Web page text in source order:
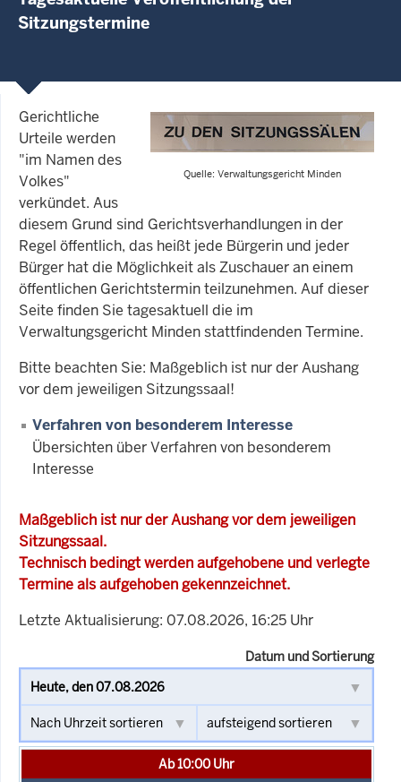
Sitzungstermine
Quelle: Verwaltungsgericht Minden
Gerichtliche
Urteile werden
"im Namen des
Volkes"
verkündet. Aus
diesem Grund sind Gerichtsverhandlungen in der
Regel öffentlich, das heißt jede Bürgerin und jeder
Bürger hat die Möglichkeit als Zuschauer an einem
öffentlichen Gerichtstermin teilzunehmen. Auf dieser
Seite finden Sie tagesaktuell die im
Verwaltungsgericht Minden stattfindenden Termine.
Bitte beachten Sie: Maßgeblich ist nur der Aushang
vor dem jeweiligen Sitzungssaal!
Verfahren von besonderem Interesse
Übersichten über Verfahren von besonderem
Interesse
Maßgeblich ist nur der Aushang vor dem jeweiligen
Sitzungssaal.
Technisch bedingt werden aufgehobene und verlegte
Termine als aufgehoben gekennzeichnet.
Letzte Aktualisierung: 07.08.2026, 16:25 Uhr
Datum und Sortierung
Ab 10:00 Uhr